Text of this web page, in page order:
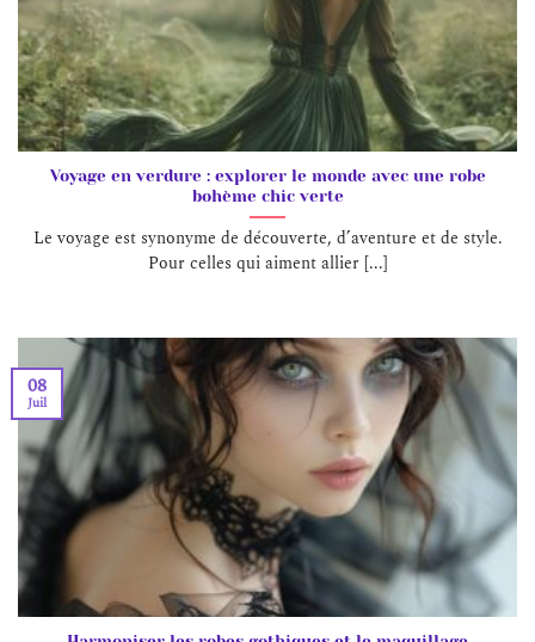
Voyage en verdure : explorer le monde avec une robe
bohème chic verte
Le voyage est synonyme de découverte, d’aventure et de style.
Pour celles qui aiment allier [...]
08
Juil